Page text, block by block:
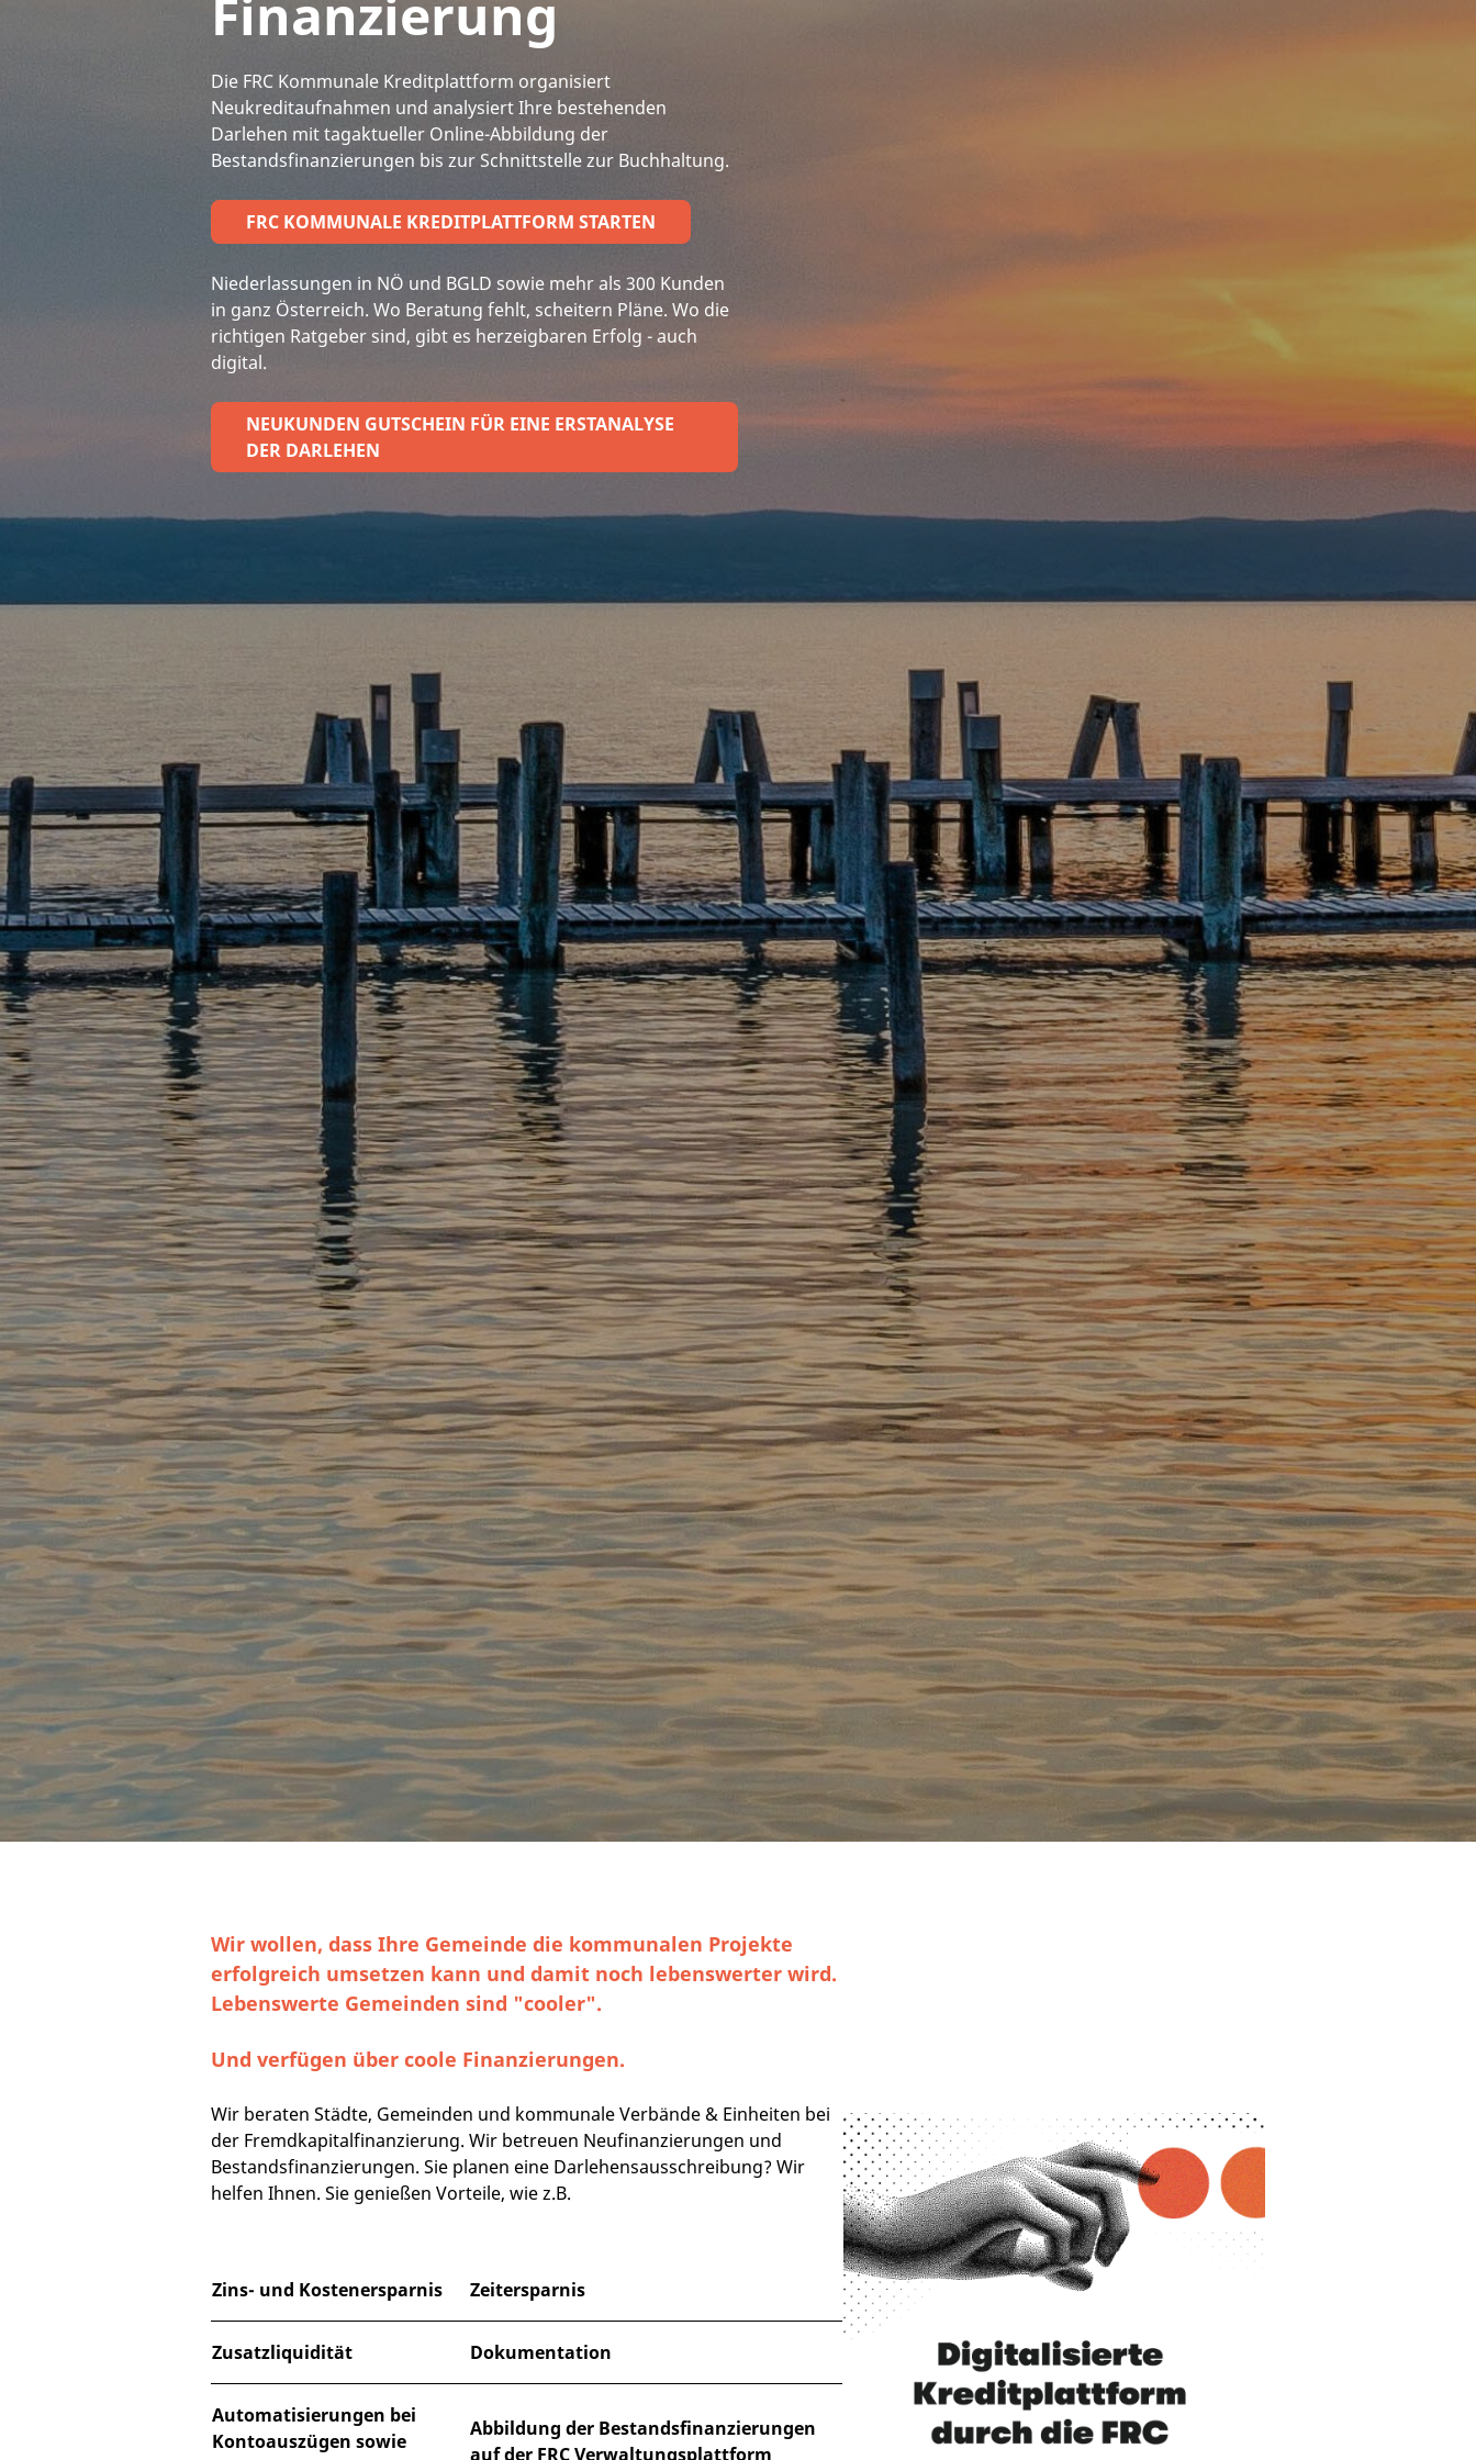
Finanzierung
Die FRC Kommunale Kreditplattform organisiert
Neukreditaufnahmen und analysiert Ihre bestehenden
Darlehen mit tagaktueller Online-Abbildung der
Bestandsfinanzierungen bis zur Schnittstelle zur Buchhaltung.
FRC KOMMUNALE KREDITPLATTFORM STARTEN
Niederlassungen in NÖ und BGLD sowie mehr als 300 Kunden
in ganz Österreich. Wo Beratung fehlt, scheitern Pläne. Wo die
richtigen Ratgeber sind, gibt es herzeigbaren Erfolg - auch
digital.
NEUKUNDEN GUTSCHEIN FÜR EINE ERSTANALYSE
DER DARLEHEN
Wir wollen, dass Ihre Gemeinde die kommunalen Projekte
erfolgreich umsetzen kann und damit noch lebenswerter wird.
Lebenswerte Gemeinden sind "cooler".
Und verfügen über coole Finanzierungen.
Wir beraten Städte, Gemeinden und kommunale Verbände & Einheiten bei
der Fremdkapitalfinanzierung. Wir betreuen Neufinanzierungen und
Bestandsfinanzierungen. Sie planen eine Darlehensausschreibung? Wir
helfen Ihnen. Sie genießen Vorteile, wie z.B.
Zins- und Kostenersparnis Zeitersparnis
Zusatzliquidität Dokumentation
Automatisierungen bei
Kontoauszügen sowie
Abbildung der Bestandsfinanzierungen
auf der FRC Verwaltungsplattform